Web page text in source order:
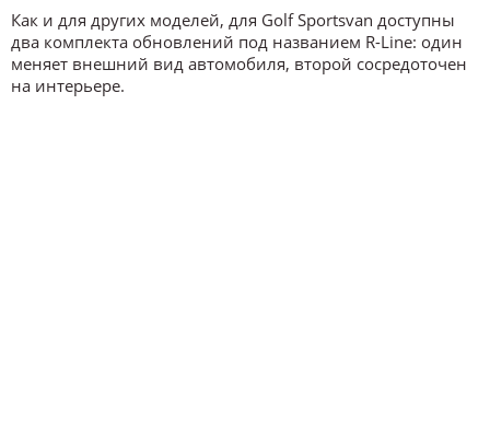
Как и для других моделей, для Golf Sportsvan доступны
два комплекта обновлений под названием R-Line: один
меняет внешний вид автомобиля, второй сосредоточен
на интерьере.